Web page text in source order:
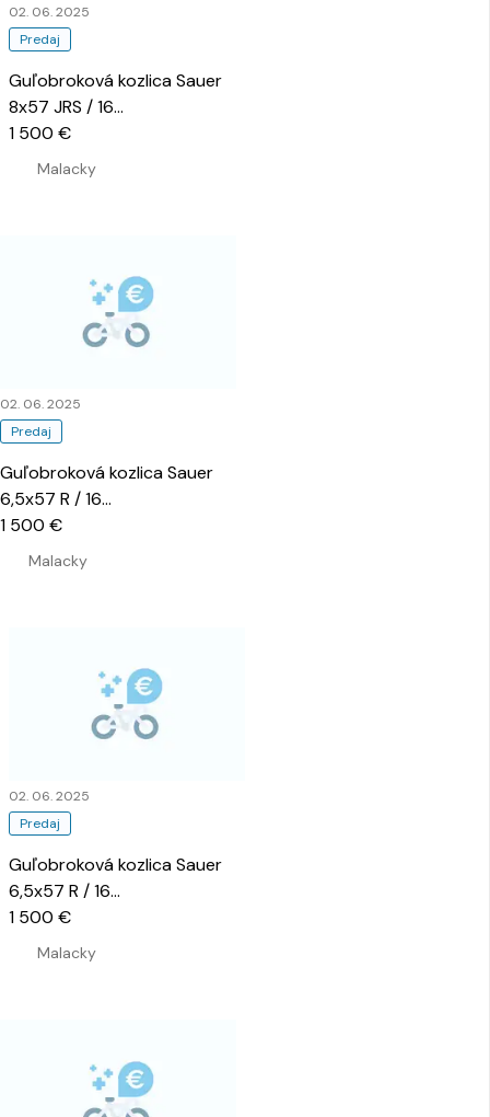
Predaj
02. 06. 2025
Guľobroková kozlica Sauer
8x57 JRS / 16…
Malacky
1 500 €
Predaj
02. 06. 2025
Guľobroková kozlica Sauer
6,5x57 R / 16…
Malacky
1 500 €
Predaj
02. 06. 2025
Guľobroková kozlica Sauer
6,5x57 R / 16…
Malacky
1 500 €